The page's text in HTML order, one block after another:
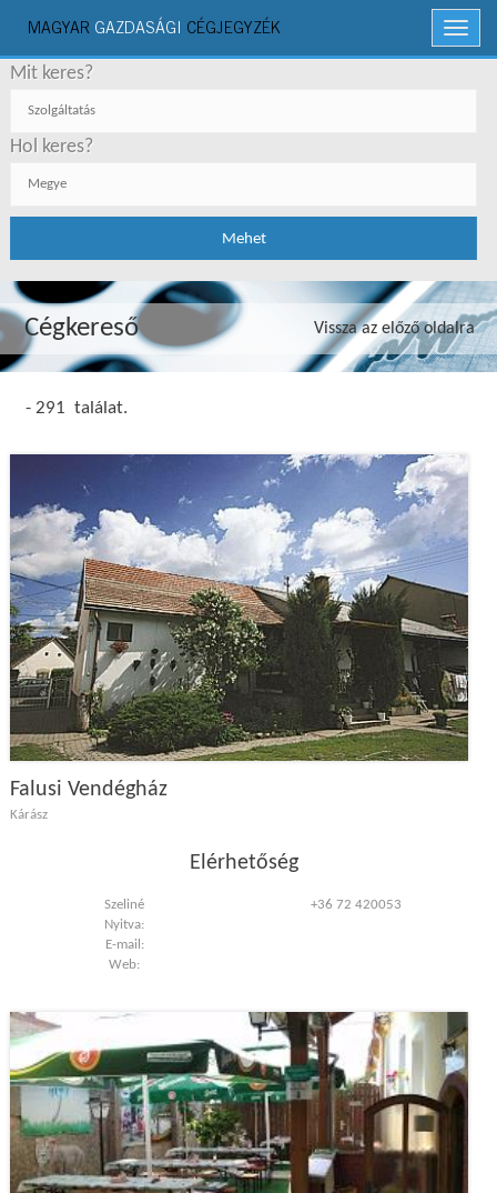
Menü
MAGYAR GAZDASÁGI CÉGJEGYZÉK
Mit keres?
Hol keres?
Cégkereső Vissza az előző oldalra
- 291 találat.
Falusi Vendégház
Kárász
Elérhetőség
Szeliné
+36 72 420053
Nyitva:
E-mail:
Web: